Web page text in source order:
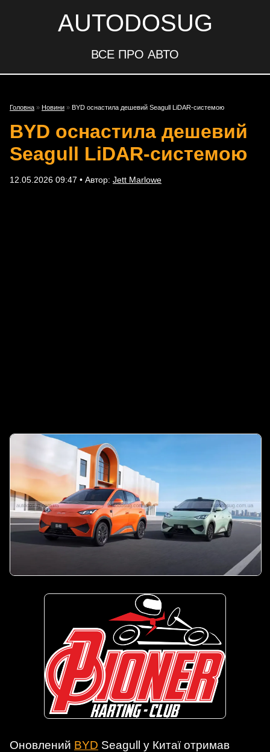
AUTODOSUG
ВСЕ ПРО АВТО
Головна » Новини » BYD оснастила дешевий Seagull LiDAR-системою
BYD оснастила дешевий
Seagull LiDAR-системою
12.05.2026 09:47 • Автор: Jett Marlowe
Оновлений BYD Seagull у Китаї отримав